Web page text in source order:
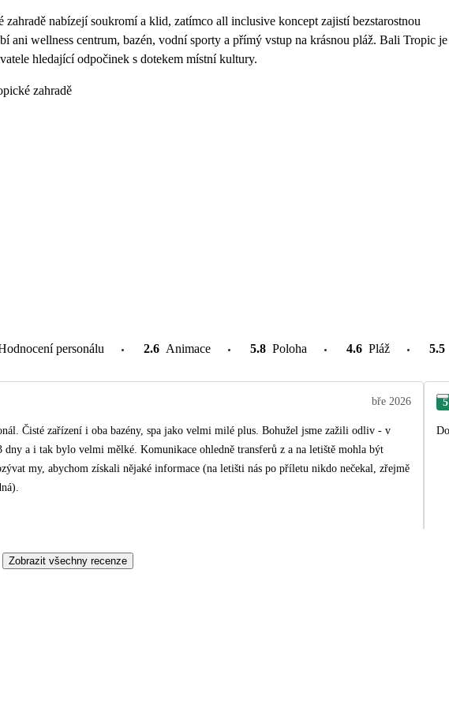
zahradě nabízejí soukromí a klid, zatímco all inclusive koncept zajistí bezstarostnou
ani wellness centrum, bazén, vodní sporty a přímý vstup na krásnou pláž. Bali Tropic je
hledající odpočinek s dotekem místní kultury.
zahradě
personálu 2.6 Animace 5.8 Poloha 4.6 Pláž 5.5
bře 2026
Čisté zařízení i oba bazény, spa jako velmi milé plus. Bohužel jsme zažili odliv - v
dny a i tak bylo velmi mělké. Komunikace ohledně transferů z a na letiště mohla být
my, abychom získali nějaké informace (na letišti nás po příletu nikdo nečekal, zřejmě
5
Zobrazit všechny recenze